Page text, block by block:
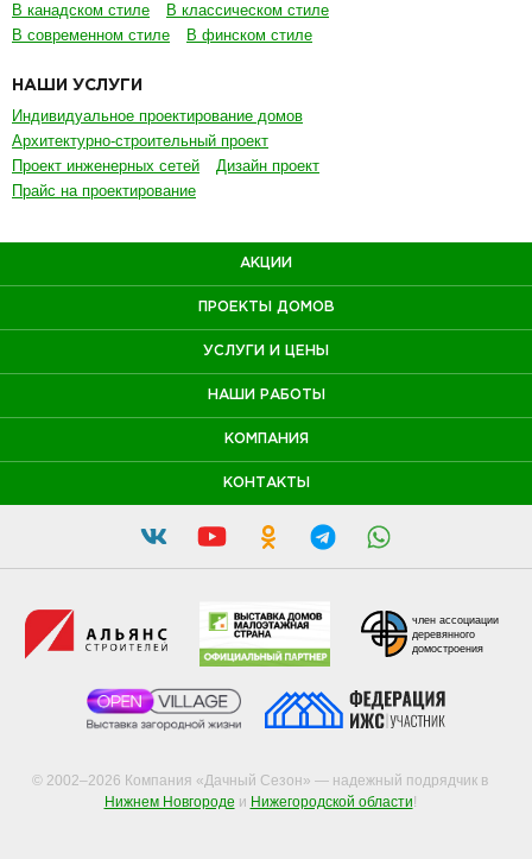
В канадском стиле
В классическом стиле
В современном стиле
В финском стиле
НАШИ УСЛУГИ
Индивидуальное проектирование домов
Архитектурно-строительный проект
Проект инженерных сетей
Дизайн проект
Прайс на проектирование
АКЦИИ
ПРОЕКТЫ ДОМОВ
УСЛУГИ И ЦЕНЫ
НАШИ РАБОТЫ
КОМПАНИЯ
КОНТАКТЫ
© 2002–2026 Компания «Дачный Сезон» — надежный подрядчик в
Нижнем Новгороде и Нижегородской области!
член ассоциации
деревянного
домостроения